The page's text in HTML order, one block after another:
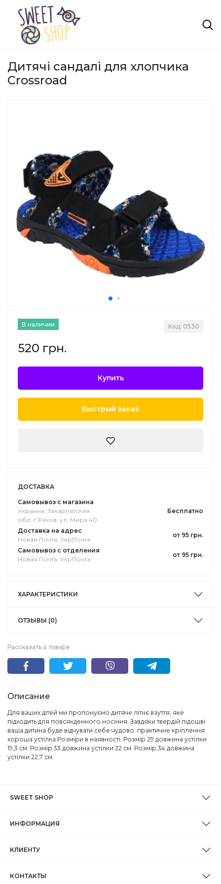
Дитячі сандалі для хлопчика
Crossroad
В наличии Код: 0530
520 грн.
Купить
Быстрый заказ
ДОСТАВКА
Самовывоз с магазина
Украина, Закарпатская
обл. г.Pахов, ул. Мира 40
Бесплатно
Доставка на адрес
Новая Почта, УкрПочта
от 95 грн.
Самовывоз с отделения
Новая Почта, УкрПочта
от 95 грн.
ХАРАКТЕРИСТИКИ
ОТЗЫВЫ (0)
Рассказать о товаре
Описание
Для ваших дітей ми пропонуємо дитяче літнє взуття, яке
підходить для повсякденного носіння. Завдяки твердій підошві
ваша дитина буде відчувати себе чудово. практичне кріплення
хороша устілка Розміри в наявності: Розмір 29 довжина устілки
19,3 см. Розмір 33 довжина устілки 22 см. Розмір 34 довжина
устілки 22,7 см.
SWEET SHOP
ИНФОРМАЦИЯ
КЛИЕНТУ
КОНТАКТЫ